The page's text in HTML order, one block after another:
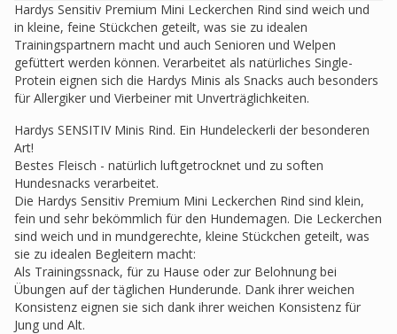
Hardys Sensitiv Premium Mini Leckerchen Rind sind weich und
in kleine, feine Stückchen geteilt, was sie zu idealen
Trainingspartnern macht und auch Senioren und Welpen
gefüttert werden können. Verarbeitet als natürliches Single-
Protein eignen sich die Hardys Minis als Snacks auch besonders
für Allergiker und Vierbeiner mit Unverträglichkeiten.
Hardys SENSITIV Minis Rind. Ein Hundeleckerli der besonderen
Art!
Bestes Fleisch - natürlich luftgetrocknet und zu soften
Hundesnacks verarbeitet.
Die Hardys Sensitiv Premium Mini Leckerchen Rind sind klein,
fein und sehr bekömmlich für den Hundemagen. Die Leckerchen
sind weich und in mundgerechte, kleine Stückchen geteilt, was
sie zu idealen Begleitern macht:
Als Trainingssnack, für zu Hause oder zur Belohnung bei
Übungen auf der täglichen Hunderunde. Dank ihrer weichen
Konsistenz eignen sie sich dank ihrer weichen Konsistenz für
Jung und Alt.